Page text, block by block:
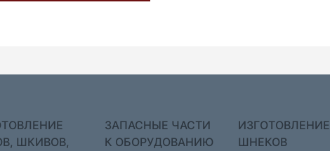
ШКИВОВ,
ЗАПАСНЫЕ ЧАСТИ
К ОБОРУДОВАНИЮ
ИЗГОТОВЛЕНИЕ
ШНЕКОВ